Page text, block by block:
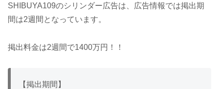
SHIBUYA109のシリンダー広告は、広告情報では掲出期
間は2週間となっています。
掲出料金は2週間で1400万円！！
【掲出期間】